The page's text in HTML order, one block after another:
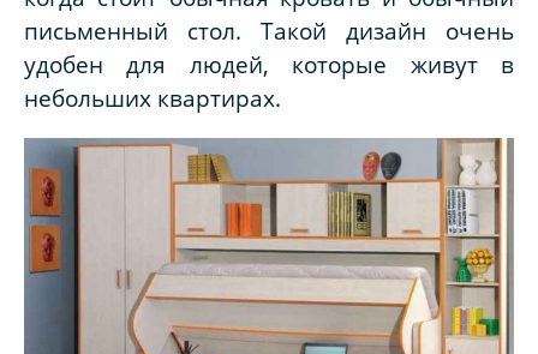
письменный стол. Такой дизайн очень
удобен для людей, которые живут в
небольших квартирах.